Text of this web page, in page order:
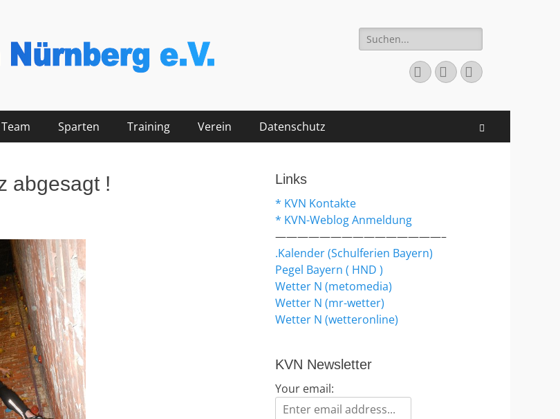
Suchen
nach:
Facebook
YouTubeInstagram
Sparten Training Verein Datenschutz
abgesagt !
Links
* KVN Kontakte
* KVN-Weblog Anmeldung
———————————————–
.Kalender (Schulferien Bayern)
Pegel Bayern ( HND )
Wetter N (metomedia)
Wetter N (mr-wetter)
Wetter N (wetteronline)
KVN Newsletter
Your email: